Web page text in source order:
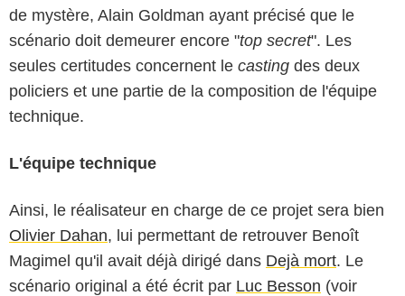
de mystère, Alain Goldman ayant précisé que le
scénario doit demeurer encore "top secret". Les
seules certitudes concernent le casting des deux
policiers et une partie de la composition de l'équipe
technique.
L'équipe technique
Ainsi, le réalisateur en charge de ce projet sera bien
Olivier Dahan, lui permettant de retrouver Benoît
Magimel qu'il avait déjà dirigé dans Dejà mort. Le
scénario original a été écrit par Luc Besson (voir